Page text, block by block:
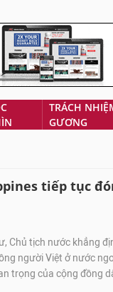
TRÁCH
GƯƠNG
tiếp tục
Chủ tịch nước khẳng
người Việt ở nước
trọng của cộng đồng